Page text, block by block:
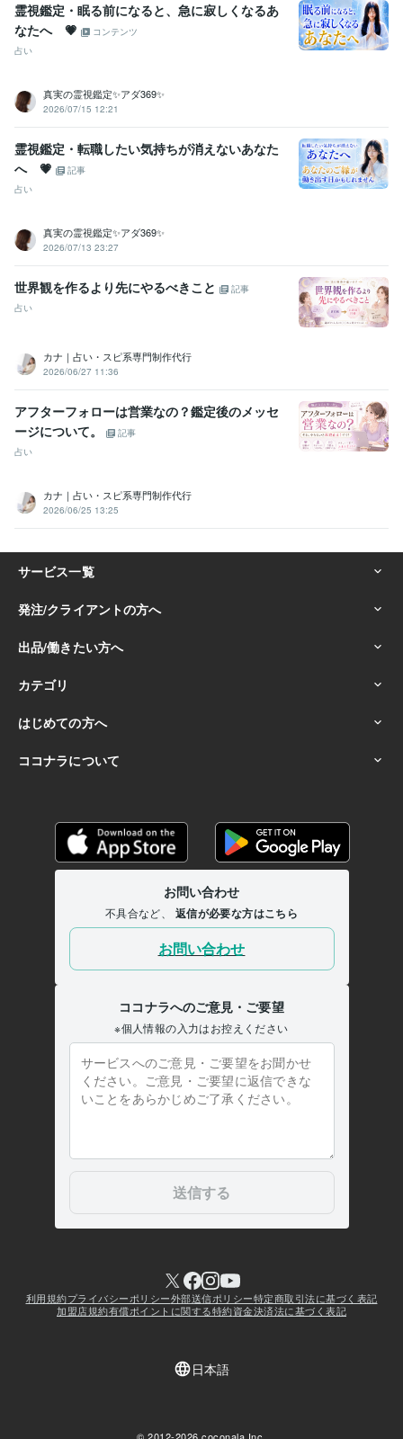
霊視鑑定・眠る前になると、急に寂しくなるあ
なたへ 💗
コンテンツ
占い
真実の霊視鑑定✨アダ369✨
2026/07/15 12:21
霊視鑑定・転職したい気持ちが消えないあなた
へ 💗
記事
占い
真実の霊視鑑定✨アダ369✨
2026/07/13 23:27
世界観を作るより先にやるべきこと
記事
占い
カナ｜占い・スピ系専門制作代行
2026/06/27 11:36
アフターフォローは営業なの？鑑定後のメッセ
ージについて。
記事
占い
カナ｜占い・スピ系専門制作代行
2026/06/25 13:25